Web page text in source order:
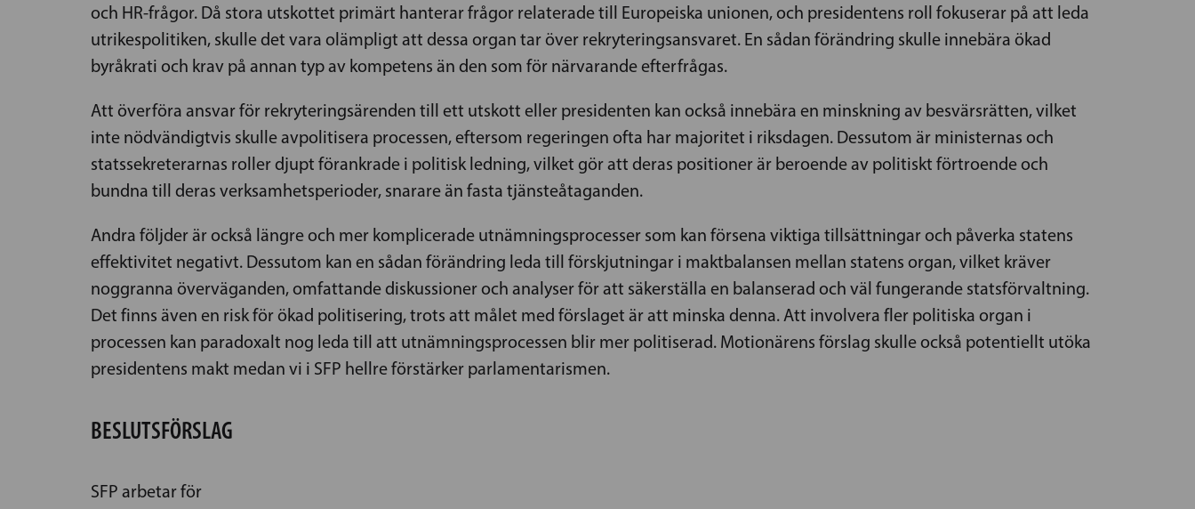
och HR-frågor. Då stora utskottet primärt hanterar frågor relaterade till Europeiska unionen, och presidentens roll fokuserar på att leda
utrikespolitiken, skulle det vara olämpligt att dessa organ tar över rekryteringsansvaret. En sådan förändring skulle innebära ökad
byråkrati och krav på annan typ av kompetens än den som för närvarande efterfrågas.
Att överföra ansvar för rekryteringsärenden till ett utskott eller presidenten kan också innebära en minskning av besvärsrätten, vilket
inte nödvändigtvis skulle avpolitisera processen, eftersom regeringen ofta har majoritet i riksdagen. Dessutom är ministernas och
statssekreterarnas roller djupt förankrade i politisk ledning, vilket gör att deras positioner är beroende av politiskt förtroende och
bundna till deras verksamhetsperioder, snarare än fasta tjänsteåtaganden.
Andra följder är också längre och mer komplicerade utnämningsprocesser som kan försena viktiga tillsättningar och påverka statens
effektivitet negativt. Dessutom kan en sådan förändring leda till förskjutningar i maktbalansen mellan statens organ, vilket kräver
noggranna överväganden, omfattande diskussioner och analyser för att säkerställa en balanserad och väl fungerande statsförvaltning.
Det finns även en risk för ökad politisering, trots att målet med förslaget är att minska denna. Att involvera fler politiska organ i
processen kan paradoxalt nog leda till att utnämningsprocessen blir mer politiserad. Motionärens förslag skulle också potentiellt utöka
presidentens makt medan vi i SFP hellre förstärker parlamentarismen.
BESLUTSFÖRSLAG
SFP arbetar för